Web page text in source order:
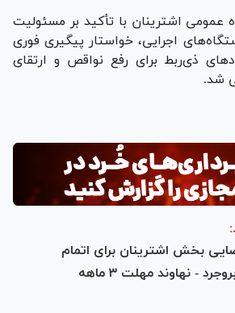
عمومی اشترینان با تأکید بر مسئولیت
اجرایی، خواستار پیگیری فوری
ذی‌ربط برای رفع نواقص و ارتقای
شد.
بخش اشترینان برای اتمام
طرح ۴ خطه جاده بروجرد - نهاوند مهلت ۳ ماهه